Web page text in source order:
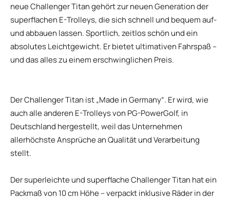
neue Challenger Titan gehört zur neuen Generation der
superflachen E-Trolleys, die sich schnell und bequem auf-
und abbauen lassen. Sportlich, zeitlos schön und ein
absolutes Leichtgewicht. Er bietet ultimativen Fahrspaß –
und das alles zu einem erschwinglichen Preis.
Der Challenger Titan ist „Made in Germany“. Er wird, wie
auch alle anderen E-Trolleys von PG-PowerGolf, in
Deutschland hergestellt, weil das Unternehmen
allerhöchste Ansprüche an Qualität und Verarbeitung
stellt.
Der superleichte und superflache Challenger Titan hat ein
Packmaß von 10 cm Höhe – verpackt inklusive Räder in der